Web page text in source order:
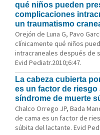
qué niños pueden
complicaciones
un traumatismo
Orejón de Luna G, Pavo
clínicamente qué niños
intracraneales después de
Evid Pediatr.2010;6:47.
La cabeza cubierta
es un factor de riesgo
síndrome de muerte
Chalco Orrego JP, Bada
de cama es un factor de
súbita del lactante. Evid